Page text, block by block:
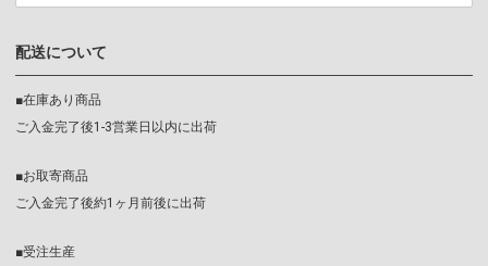
配送について
■在庫あり商品
ご入金完了後1-3営業日以内に出荷
■お取寄商品
ご入金完了後約1ヶ月前後に出荷
■受注生産